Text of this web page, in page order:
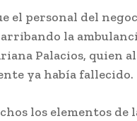
el personal del
la
Palacios, quien
ya había fallecido.
los elementos